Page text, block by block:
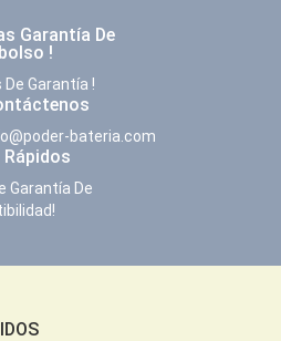
Garantía De
!
De Garantía !
bateria.com
Rápidos
Garantía De